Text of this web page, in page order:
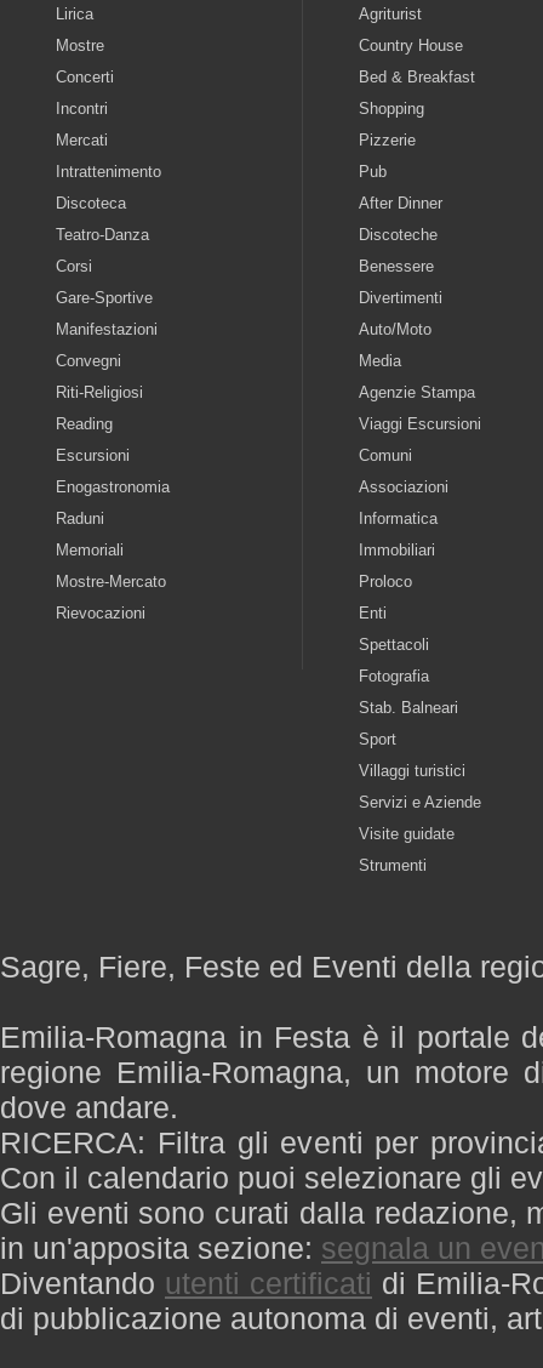
Lirica
Mostre
Concerti
Incontri
Mercati
Intrattenimento
Discoteca
Teatro-Danza
Corsi
Gare-Sportive
Manifestazioni
Convegni
Riti-Religiosi
Reading
Escursioni
Enogastronomia
Raduni
Memoriali
Mostre-Mercato
Rievocazioni
Agriturist
Country House
Bed & Breakfast
Shopping
Pizzerie
Pub
After Dinner
Discoteche
Benessere
Divertimenti
Auto/Moto
Media
Agenzie Stampa
Viaggi Escursioni
Comuni
Associazioni
Informatica
Immobiliari
Proloco
Enti
Spettacoli
Fotografia
Stab. Balneari
Sport
Villaggi turistici
Servizi e Aziende
Visite guidate
Strumenti
Sagre, Fiere, Feste ed Eventi della
Emilia-Romagna in Festa è il portale
regione Emilia-Romagna, un motore
dove andare.
RICERCA: Filtra gli eventi per
Con il calendario puoi selezionare gli
Gli eventi sono curati dalla redazione,
in un'apposita sezione: segnala un
Diventando utenti certificati di Emilia-
di pubblicazione autonoma di eventi,